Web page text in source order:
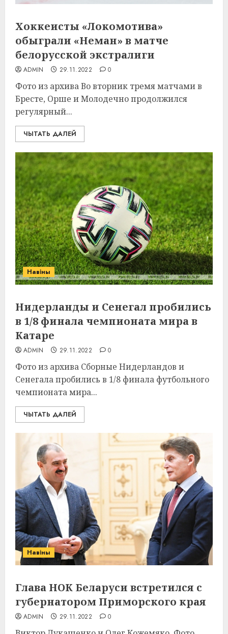
Хоккеисты «Локомотива»
обыграли «Неман» в матче
белорусской экстралиги
ADMIN 29.11.2022 0
Фото из архива Во вторник тремя матчами в
Бресте, Орше и Молодечно продолжился
регулярный...
ЧЫТАТЬ ДАЛЕЙ
Навіны
Нидерланды и Сенегал пробились
в 1/8 финала чемпионата мира в
Катаре
ADMIN 29.11.2022 0
Фото из архива Сборные Нидерландов и
Сенегала пробились в 1/8 финала футбольного
чемпионата мира...
ЧЫТАТЬ ДАЛЕЙ
Навіны
Глава НОК Беларуси встретился с
губернатором Приморского края
ADMIN 29.11.2022 0